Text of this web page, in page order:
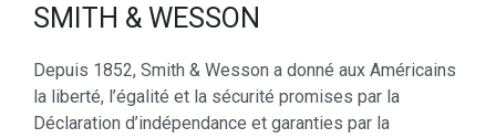
SMITH & WESSON
Depuis 1852, Smith & Wesson a donné aux Américains
la liberté, l’égalité et la sécurité promises par la
Déclaration d’indépendance et garanties par la